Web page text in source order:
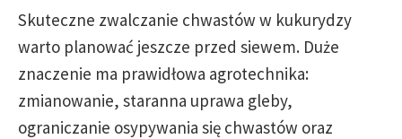
Skuteczne zwalczanie chwastów w kukurydzy
warto planować jeszcze przed siewem. Duże
znaczenie ma prawidłowa agrotechnika:
zmianowanie, staranna uprawa gleby,
ograniczanie osypywania się chwastów oraz